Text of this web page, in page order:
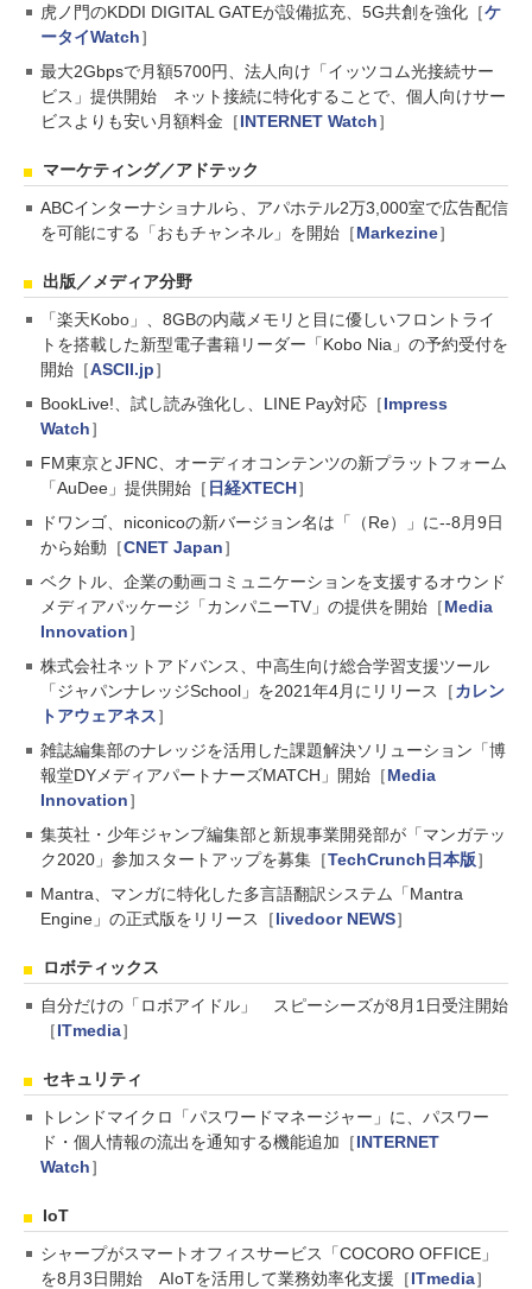
虎ノ門のKDDI DIGITAL GATEが設備拡充、5G共創を強化［ケ
ータイWatch］
最大2Gbpsで月額5700円、法人向け「イッツコム光接続サー
ビス」提供開始 ネット接続に特化することで、個人向けサー
ビスよりも安い月額料金［INTERNET Watch］
マーケティング／アドテック
ABCインターナショナルら、アパホテル2万3,000室で広告配信
を可能にする「おもチャンネル」を開始［Markezine］
出版／メディア分野
「楽天Kobo」、8GBの内蔵メモリと目に優しいフロントライ
トを搭載した新型電子書籍リーダー「Kobo Nia」の予約受付を
開始［ASCII.jp］
BookLive!、試し読み強化し、LINE Pay対応［Impress
Watch］
FM東京とJFNC、オーディオコンテンツの新プラットフォーム
「AuDee」提供開始［ 日経XTECH］
ドワンゴ、niconicoの新バージョン名は「（Re）」に--8月9日
から始動［CNET Japan］
ベクトル、企業の動画コミュニケーションを支援するオウンド
メディアパッケージ「カンパニーTV」の提供を開始［Media
Innovation］
株式会社ネットアドバンス、中高生向け総合学習支援ツール
「ジャパンナレッジSchool」を2021年4月にリリース［カレン
トアウェアネス］
雑誌編集部のナレッジを活用した課題解決ソリューション「博
報堂DYメディアパートナーズMATCH」開始［Media
Innovation］
集英社・少年ジャンプ編集部と新規事業開発部が「マンガテッ
ク2020」参加スタートアップを募集［TechCrunch日本版］
Mantra、マンガに特化した多言語翻訳システム「Mantra
Engine」の正式版をリリース［livedoor NEWS］
ロボティックス
自分だけの「ロボアイドル」 スピーシーズが8月1日受注開始
［ITmedia］
セキュリティ
トレンドマイクロ「パスワードマネージャー」に、パスワー
ド・個人情報の流出を通知する機能追加［INTERNET
Watch］
IoT
シャープがスマートオフィスサービス「COCORO OFFICE」
を8月3日開始 AIoTを活用して業務効率化支援［ITmedia］